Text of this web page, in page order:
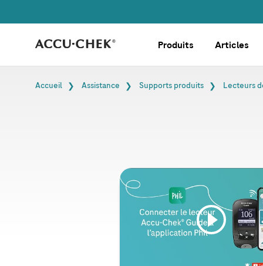
Produits Articles
Fil d'Ariane
Accueil Assistance Supports produits Lecteurs